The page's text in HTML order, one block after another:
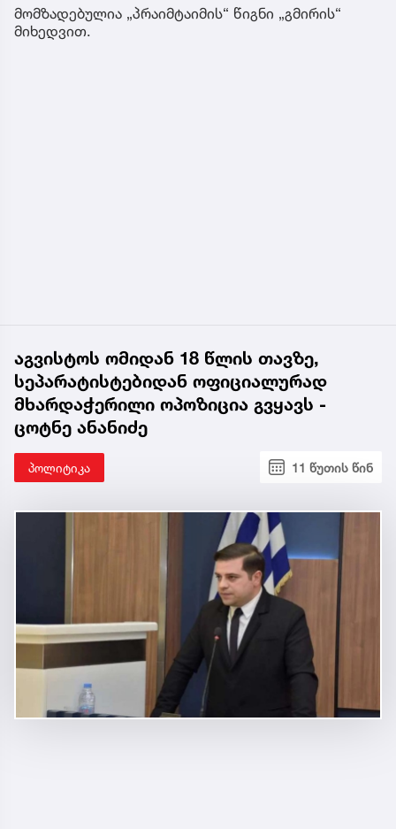
მომზადებულია „პრაიმტაიმის“ წიგნი „გმირის“
მიხედვით.
აგვისტოს ომიდან 18 წლის თავზე,
სეპარატისტებიდან ოფიციალურად
მხარდაჭერილი ოპოზიცია გვყავს -
ცოტნე ანანიძე
პოლიტიკა 11 წუთის წინ